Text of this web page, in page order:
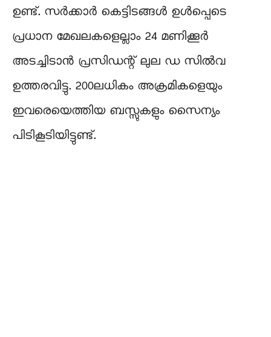
ഉണ്ട്. സർക്കാർ കെട്ടിടങ്ങൾ ഉൾപ്പെടെ
പ്രധാന മേഖലകളെല്ലാം 24 മണിക്കൂർ
അടച്ചിടാൻ പ്രസിഡന്റ് ലുല ഡ സിൽവ
ഉത്തരവിട്ടു. 200ലധികം അക്രമികളെയും
ഇവരെയെത്തിയ ബസ്സുകളും സൈന്യം
പിടികൂടിയിട്ടുണ്ട്.